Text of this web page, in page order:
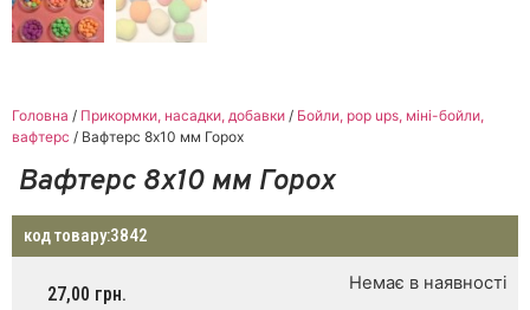
Головна / Прикормки, насадки, добавки / Бойли, pop ups, міні-бойли,
вафтерс / Вафтерс 8х10 мм Горох
Вафтерс 8х10 мм Горох
код товару:3842
27,00 грн. Немає в наявності